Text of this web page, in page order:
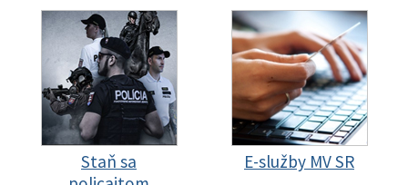
Staň sa
E-služby MV SR